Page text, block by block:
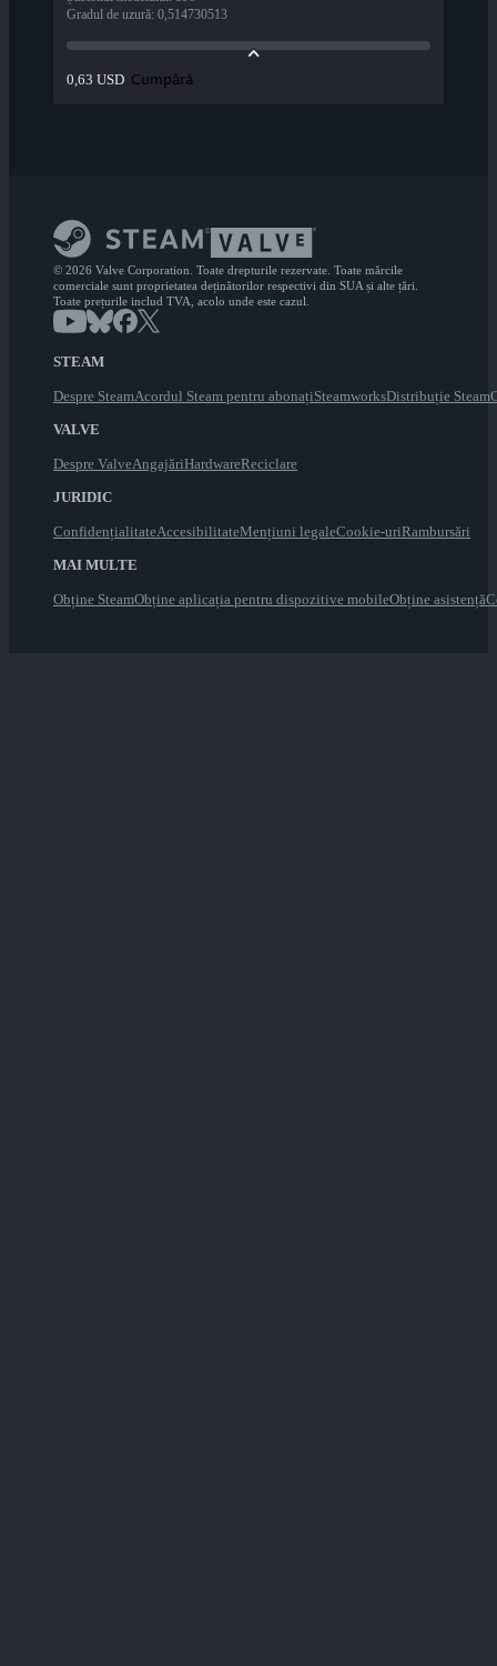
Gradul de uzură: 0,514730513
0,63 USD Cumpără
© 2026 Valve Corporation. Toate drepturile rezervate. Toate mărcile
comerciale sunt proprietatea deținătorilor respectivi din SUA și alte țări.
Toate prețurile includ TVA, acolo unde este cazul.
STEAM
Despre SteamAcordul Steam pentru abonațiSteamworksDistribuție Steam
VALVE
Despre ValveAngajăriHardwareReciclare
JURIDIC
ConfidențialitateAccesibilitateMențiuni legaleCookie-uriRambursări
MAI MULTE
Obține SteamObține aplicația pentru dispozitive mobileObține asistență